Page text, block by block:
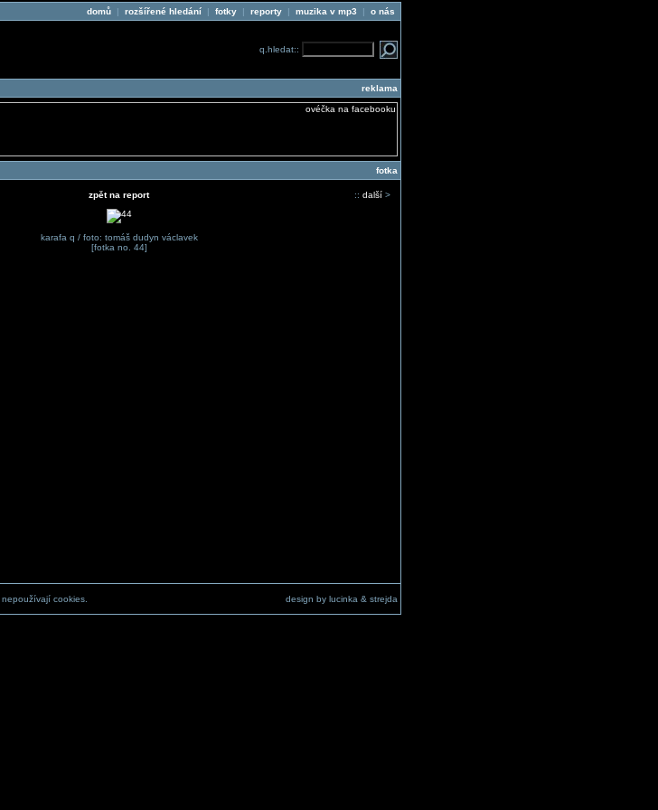
domů| rozšířené hledání| fotky| reporty| muzika v mp3 | o nás
q.hledat::
reklama
fotka
zpět na report :: další>
karafa q / foto: tomáš dudyn václavek
[fotka no. 44]
cookies. design by lucinka & strejda